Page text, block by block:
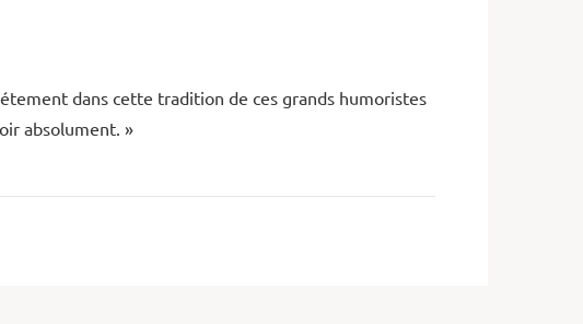
dans cette tradition de ces grands humoristes
absolument. »